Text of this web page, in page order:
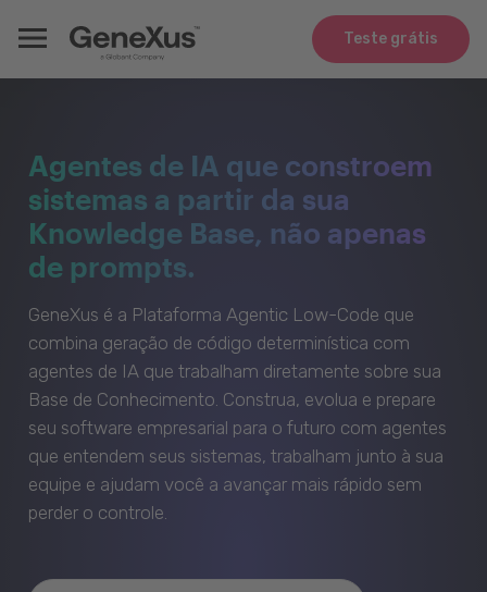
Teste grátis
Agentes de IA que constroem
sistemas a partir da sua
Knowledge Base, não apenas
de prompts.
GeneXus é a Plataforma Agentic Low-Code que
combina geração de código determinística com
agentes de IA que trabalham diretamente sobre sua
Base de Conhecimento. Construa, evolua e prepare
seu software empresarial para o futuro com agentes
que entendem seus sistemas, trabalham junto à sua
equipe e ajudam você a avançar mais rápido sem
perder o controle.